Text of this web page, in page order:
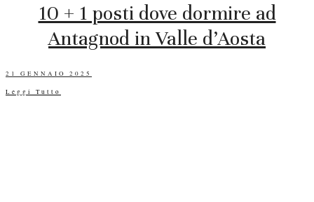
10 + 1 posti dove dormire ad
Antagnod in Valle d’Aosta
POSTED
21 GENNAIO 2025
Leggi Tutto